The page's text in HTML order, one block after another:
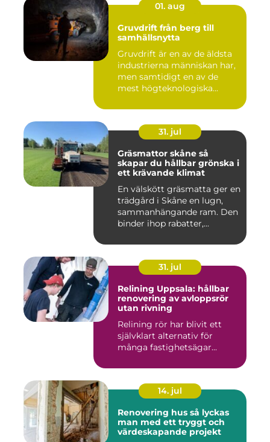
01. aug
Gruvdrift från berg till
samhällsnytta
Gruvdrift är en av de äldsta
industrierna människan har,
men samtidigt en av de
mest högteknologiska...
31. jul
Gräsmattor skåne så
skapar du hållbar grönska i
ett krävande klimat
En välskött gräsmatta ger en
trädgård i Skåne en lugn,
sammanhängande ram. Den
binder ihop rabatter,...
31. jul
Relining Uppsala: hållbar
renovering av avloppsrör
utan rivning
Relining rör har blivit ett
självklart alternativ för
många fastighetsägar...
14. jul
Renovering hus så lyckas
man med ett tryggt och
värdeskapande projekt